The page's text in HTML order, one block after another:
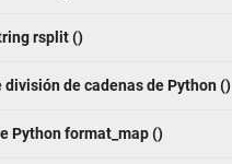
rsplit ()
división de cadenas de Python ()
Python format_map ()